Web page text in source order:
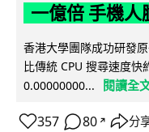
一億倍 手機人
香港大學團隊成功研發
比傳統 CPU 搜尋速度
0.00000000...
閱讀全
357 80 ↗ 分